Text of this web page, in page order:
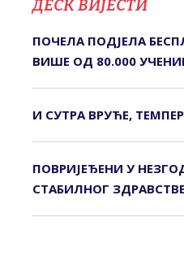
ДЕСК ВИЈЕСТИ
ПОЧЕЛА ПОДЈЕЛА
ВИШЕ ОД 80.000
И СУТРА ВРУЋЕ,
ПОВРИЈЕЂЕНИ У
СTАБИЛНОГ